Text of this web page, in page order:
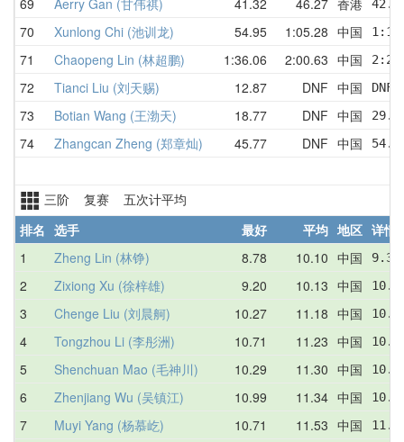
70 Xunlong Chi (池训龙) 54.95 1:05.28 中国
71 Chaopeng Lin (林超鹏) 1:36.06 2:00.63 中国
72 Tianci Liu (刘天赐) 12.87 DNF 中国
73 Botian Wang (王渤天) 18.77 DNF 中国
74 Zhangcan Zheng (郑章灿) 45.77 DNF 中国
三阶 复赛 五次计平均
排名 选手 最好 平均 地区 详情
1
Zheng Lin (林铮) 8.78 10.10 中国
2 Zixiong Xu (徐梓雄) 9.20 10.13 中国
3 Chenge Liu (刘晨舸) 10.27 11.18 中国
4 Tongzhou Li (李彤洲) 10.71 11.23 中国
5 Shenchuan Mao (毛神川) 10.29 11.30 中国
6 Zhenjiang Wu (吴镇江) 10.99 11.34 中国
7 Muyi Yang (杨慕屹) 10.71 11.53 中国